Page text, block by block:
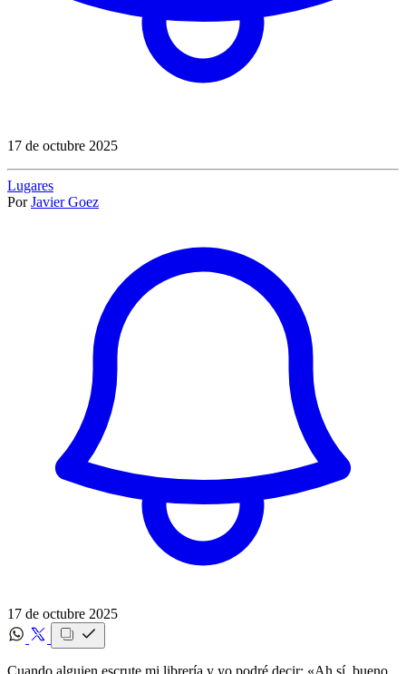
17 de octubre 2025
Lugares
Por Javier Goez
17 de octubre 2025
Cuando alguien escrute mi librería y yo podré decir: «Ah sí, bueno,